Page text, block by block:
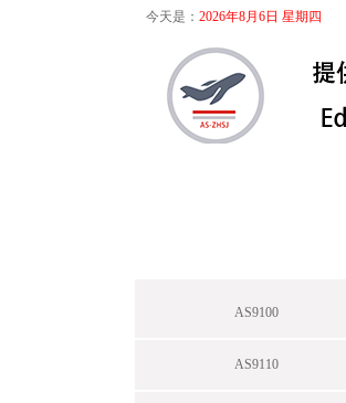
今天是： 2026年8月6日 星期四
AS9100
AS9110